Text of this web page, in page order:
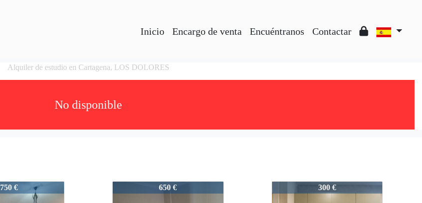
Inicio Encargo de venta Encuéntranos Contactar
Alquiler de estudio en Cartagena, LOS DOLORES
No disponible
750 € 650 € 300 €